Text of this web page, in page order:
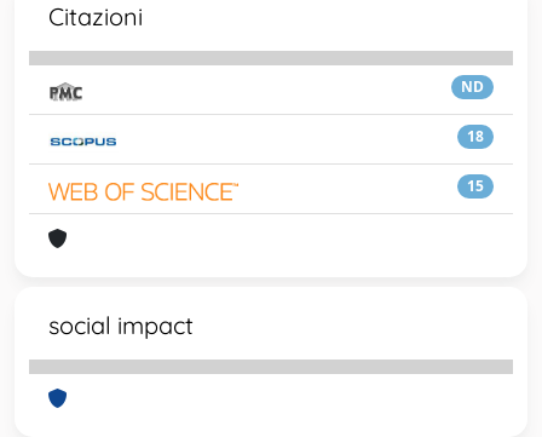
Citazioni
ND
18
15
social impact